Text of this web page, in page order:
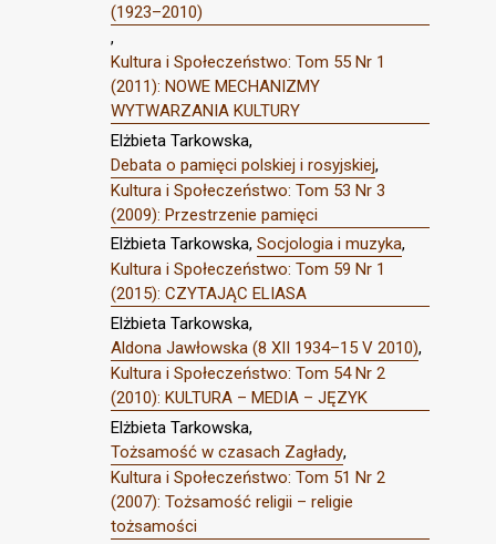
(1923–2010)
,
Kultura i Społeczeństwo: Tom 55 Nr 1
(2011): NOWE MECHANIZMY
WYTWARZANIA KULTURY
Elżbieta Tarkowska,
Debata o pamięci polskiej i rosyjskiej,
Kultura i Społeczeństwo: Tom 53 Nr 3
(2009): Przestrzenie pamięci
Elżbieta Tarkowska, Socjologia i muzyka,
Kultura i Społeczeństwo: Tom 59 Nr 1
(2015): CZYTAJĄC ELIASA
Elżbieta Tarkowska,
Aldona Jawłowska (8 XII 1934–15 V 2010),
Kultura i Społeczeństwo: Tom 54 Nr 2
(2010): KULTURA – MEDIA – JĘZYK
Elżbieta Tarkowska,
Tożsamość w czasach Zagłady,
Kultura i Społeczeństwo: Tom 51 Nr 2
(2007): Tożsamość religii – religie
tożsamości